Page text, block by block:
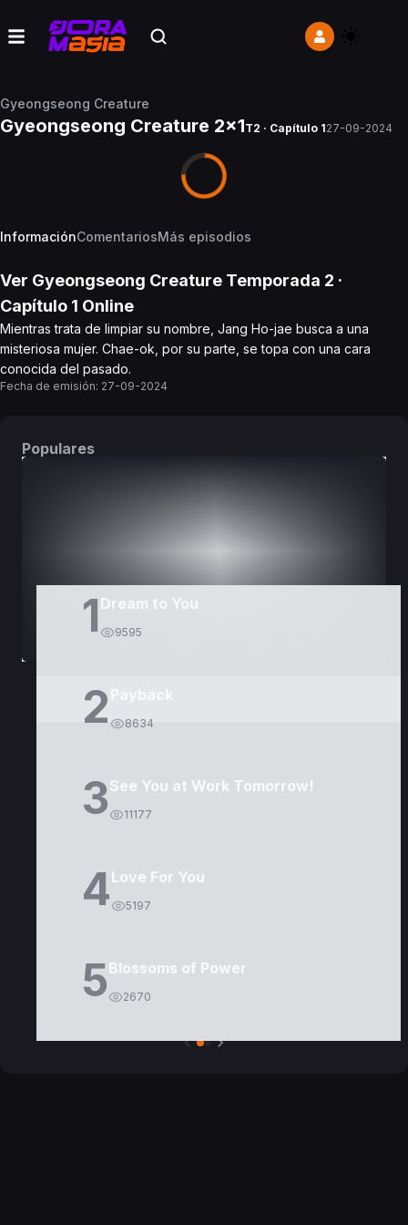
Gyeongseong Creature
Gyeongseong Creature 2x1T2 · Capítulo 127-09-2024
InformaciónComentariosMás episodios
Ver Gyeongseong Creature Temporada 2 ·
Capítulo 1 Online
Mientras trata de limpiar su nombre, Jang Ho-jae busca a una
misteriosa mujer. Chae-ok, por su parte, se topa con una cara
conocida del pasado.
Fecha de emisión: 27-09-2024
Populares
1 Dream to You
9595
2 8634
3See You at Work Tomorrow!
11177
4Love For You
5197
5Blossoms of Power
2670